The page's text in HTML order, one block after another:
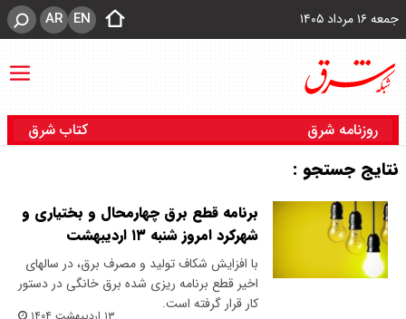
جمعه ۱۶ مرداد ۱۴۰۵ EN
AR
روزنامه شرق کتاب شرق
نتایج جستجو :
برنامه قطع برق چهارمحال و بختیاری و
شهرکرد امروز شنبه ۱۳ اردیبهشت
با افزایش شکاف تولید و مصرف برق، در سالهای
اخیر قطع برنامه ریزی شده برق خانگی در دستور
کار قرار گرفته است.